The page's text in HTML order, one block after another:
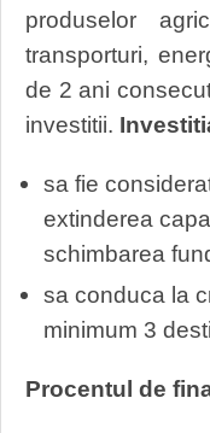
produselor
transporturi,
de 2 ani
investitii.
sa fie
extinderea
schimbarea
sa conduca la
minimum 3
Procentul de